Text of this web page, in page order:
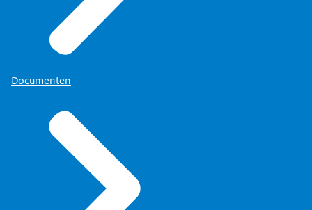
Documenten